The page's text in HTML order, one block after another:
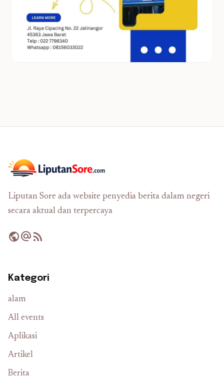
Liputan Sore ada website penyedia berita dalam negeri
secara aktual dan terpercaya
publicalternate_emailrss_feed
Kategori
alam
All events
Aplikasi
Artikel
Berita